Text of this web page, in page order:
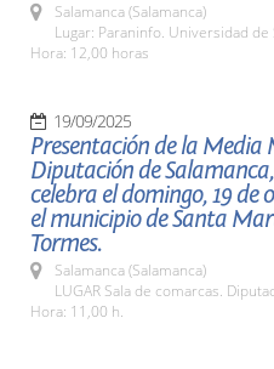
Salamanca (Salamanca)
Lugar: Paraninfo. Universidad de
Hora: 12,00 horas
19/09/2025
Presentación de la
Diputación de
celebra el domingo, 19 de
el municipio de Santa
Tormes.
Salamanca (Salamanca)
LUGAR Sala de comarcas.
Hora: 11,00 h.